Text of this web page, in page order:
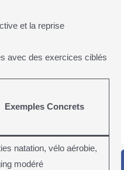
et la reprise
avec des exercices ciblés
Exemples Concrets
natation, vélo aérobie,
modéré